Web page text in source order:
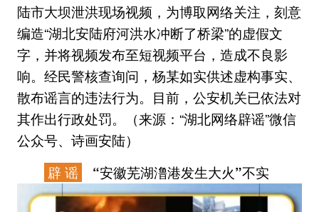
陆市大坝泄洪现场视频，为博取网络关注，刻意
编造“湖北安陆府河洪水冲断了桥梁”的虚假文
字，并将视频发布至短视频平台，造成不良影
响。经民警核查询问，杨某如实供述虚构事实、
散布谣言的违法行为。目前，公安机关已依法对
其作出行政处罚。（来源：“湖北网络辟谣”微信
公众号、诗画安陆）
辟 谣
“安徽芜湖澛港发生大火”不实